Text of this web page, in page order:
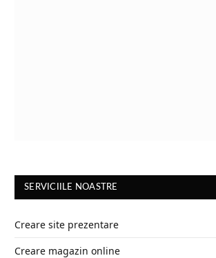
SERVICIILE NOASTRE
Creare site prezentare
Creare magazin online